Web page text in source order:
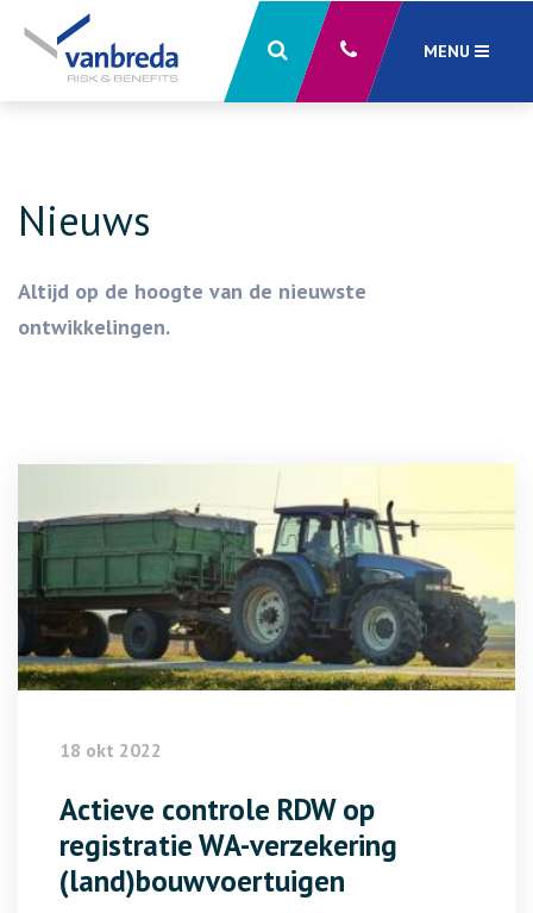
MENU
Nieuws
Altijd op de hoogte van de nieuwste
ontwikkelingen.
18 okt 2022
Actieve controle RDW op
registratie WA-verzekering
(land)bouwvoertuigen